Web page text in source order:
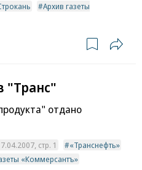
Архив газеты
"Транс"
отдано
стр. 1
«Транснефть»
«Коммерсантъ»